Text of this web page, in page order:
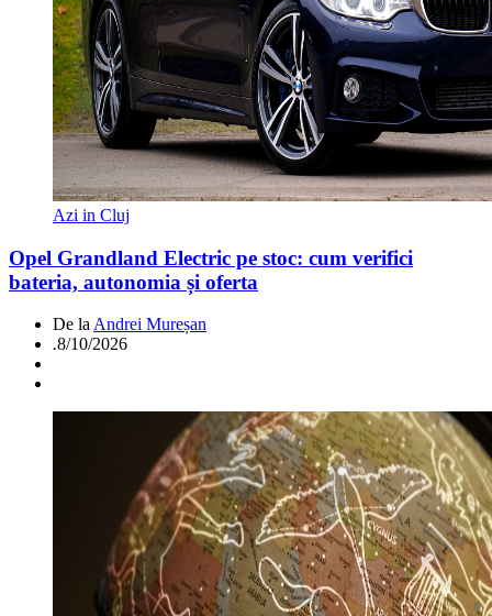
Azi in Cluj
Opel Grandland Electric pe stoc: cum verifici
bateria, autonomia și oferta
De la Andrei Mureșan
.8/10/2026